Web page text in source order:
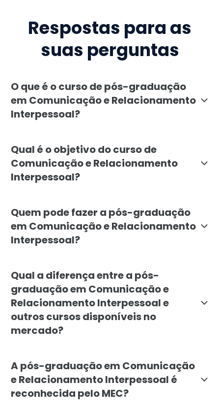
Respostas para as
suas perguntas
O que é o curso de pós-graduação
em Comunicação e Relacionamento
Interpessoal?
Qual é o objetivo do curso de
Comunicação e Relacionamento
Interpessoal?
Quem pode fazer a pós-graduação
em Comunicação e Relacionamento
Interpessoal?
Qual a diferença entre a pós-
graduação em Comunicação e
Relacionamento Interpessoal e
outros cursos disponíveis no
mercado?
A pós-graduação em Comunicação
e Relacionamento Interpessoal é
reconhecida pelo MEC?